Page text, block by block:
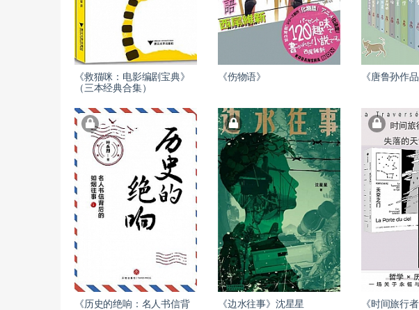
《救猫咪：电影编剧宝典》
（三本经典合集）
《伤物语》 《唐鲁孙作品
《历史的绝响：名人书信背
《边水往事》沈星星
《时间旅行